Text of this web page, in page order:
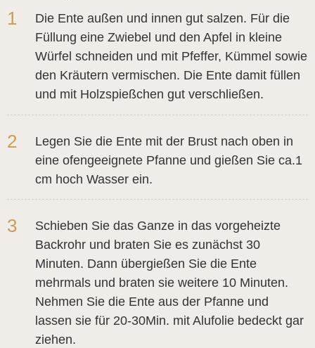
1
Die Ente außen und innen gut salzen. Für die
Füllung eine Zwiebel und den Apfel in kleine
Würfel schneiden und mit Pfeffer, Kümmel sowie
den Kräutern vermischen. Die Ente damit füllen
und mit Holzspießchen gut verschließen.
2
Legen Sie die Ente mit der Brust nach oben in
eine ofengeeignete Pfanne und gießen Sie ca.1
cm hoch Wasser ein.
3
Schieben Sie das Ganze in das vorgeheizte
Backrohr und braten Sie es zunächst 30
Minuten. Dann übergießen Sie die Ente
mehrmals und braten sie weitere 10 Minuten.
Nehmen Sie die Ente aus der Pfanne und
lassen sie für 20-30Min. mit Alufolie bedeckt gar
ziehen.